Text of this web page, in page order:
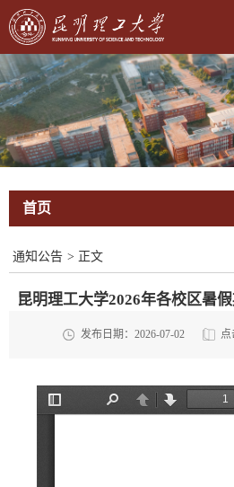
首页
通知公告 > 正文
昆明理工大学2026年各校区暑
发布日期：2026-07-02 点